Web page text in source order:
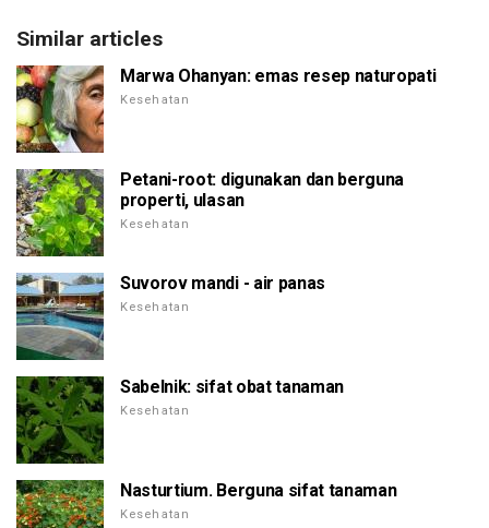
Similar articles
Marwa Ohanyan: emas resep naturopati
Kesehatan
Petani-root: digunakan dan berguna
properti, ulasan
Kesehatan
Suvorov mandi - air panas
Kesehatan
Sabelnik: sifat obat tanaman
Kesehatan
Nasturtium. Berguna sifat tanaman
Kesehatan